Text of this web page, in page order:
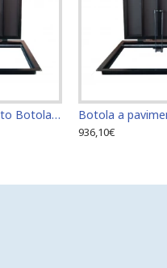
Botola a pavimento Botola di accesso Botola di ispezione 60 cm x 60 cm
936,10€